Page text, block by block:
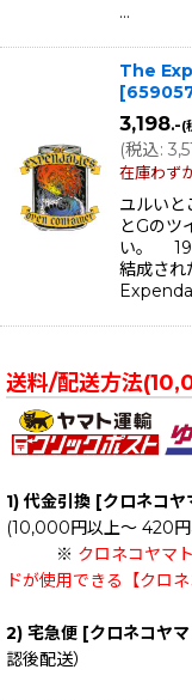
…
The
[
3,198.-(
(税込:
在庫わず
ユルい
とGのツ
い。
結成され
送料/配送方法
1) 代金引換 [クロネコヤ
(10,000円以上～ 420
※ クロネコヤマ
ドが使用できる【クロ
2) 宅急便 [クロネコヤマ
認後配送）